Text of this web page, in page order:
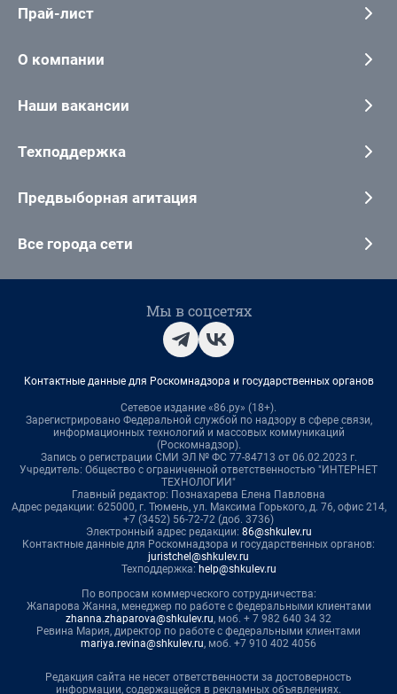
Прай-лист
О компании
Наши вакансии
Техподдержка
Предвыборная агитация
Все города сети
Мы в соцсетях
Контактные данные для Роскомнадзора и государственных органов
Сетевое издание «86.ру» (18+).
Зарегистрировано Федеральной службой по надзору в сфере связи,
информационных технологий и массовых коммуникаций
(Роскомнадзор).
Запись о регистрации СМИ ЭЛ № ФС 77-84713 от 06.02.2023 г.
Учредитель: Общество с ограниченной ответственностью "ИНТЕРНЕТ
ТЕХНОЛОГИИ"
Главный редактор: Познахарева Елена Павловна
Адрес редакции: 625000, г. Тюмень, ул. Максима Горького, д. 76, офис 214,
+7 (3452) 56-72-72 (доб. 3736)
Электронный адрес редакции: 86@shkulev.ru
Контактные данные для Роскомнадзора и государственных органов:
juristchel@shkulev.ru
Техподдержка: help@shkulev.ru
По вопросам коммерческого сотрудничества:
Жапарова Жанна, менеджер по работе с федеральными клиентами
zhanna.zhaparova@shkulev.ru, моб. + 7 982 640 34 32
Ревина Мария, директор по работе с федеральными клиентами
mariya.revina@shkulev.ru, моб. +7 910 402 4056
Редакция сайта не несет ответственности за достоверность
информации, содержащейся в рекламных объявлениях.